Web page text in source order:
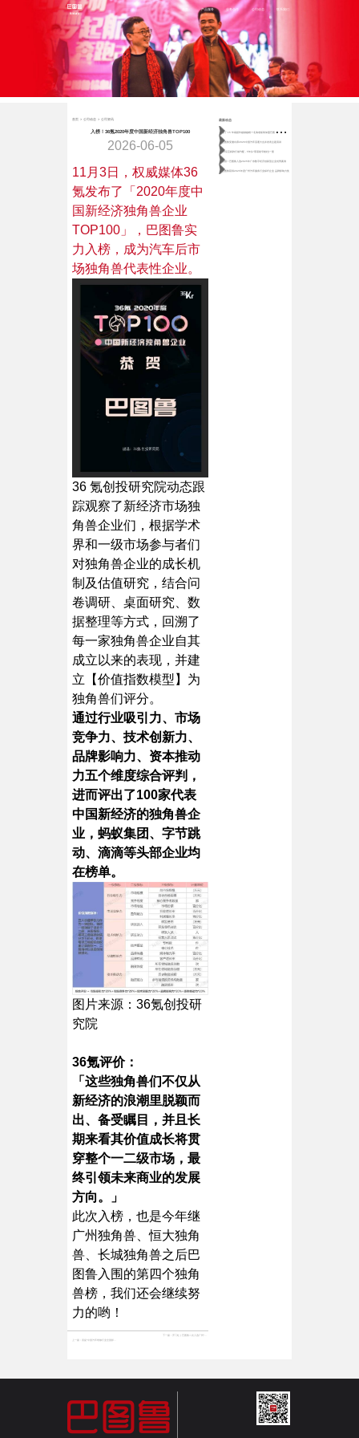
产品服务 业务合作 公司动态 联系我们
首页 > 公司动态 > 公司资讯
入榜！36氪2020年度中国新经济独角兽TOP100
2026-06-05
11月3日，权威媒体36
氪发布了「2020年度中
国新经济独角兽企业
TOP100」，巴图鲁实
力入榜，成为汽车后市
场独角兽代表性企业。
36 氪创投研究院动态跟
踪观察了新经济市场独
角兽企业们，根据学术
界和一级市场参与者们
对独角兽企业的成长机
制及估值研究，结合问
卷调研、桌面研究、数
据整理等方式，回溯了
每一家独角兽企业自其
成立以来的表现，并建
立【价值指数模型】为
独角兽们评分。
通过行业吸引力、市场
竞争力、技术创新力、
品牌影响力、资本推动
力五个维度综合评判，
进而评出了100家代表
中国新经济的独角兽企
业，蚂蚁集团、字节跳
动、滴滴等头部企业均
在榜单。
图片来源：36氪创投研
究院
36氪评价：
「这些独角兽们不仅从
新经济的浪潮里脱颖而
出、备受瞩目，并且长
期来看其价值成长将贯
穿整个一二级市场，最
终引领未来商业的发展
方向。」
此次入榜，也是今年继
广州独角兽、恒大独角
兽、长城独角兽之后巴
图鲁入围的第四个独角
兽榜，我们还会继续努
力的哟！
上一篇： 喜提“中国汽车维修行业全国影响力上榜品牌”
下一篇： 开门红 | 巴图鲁二次入选广州“独角兽”创新企业榜单
最新动态
做
了 15 年易损件越做越难？北海老板靠加盟巴图鲁稳守月近百万营收
巴图鲁受邀出席2026中国汽车流通大会并发表主题演讲
80后宝妈跨行做汽配，5年从“零基础”到独当一面
喜报！巴图鲁入选2025年广东数字经济创新型企业优秀案例
巴图鲁获得2025年度广州汽车服务行业标杆企业 品牌影响力奖